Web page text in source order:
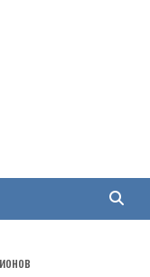
война
в Новороссии, ДНР,